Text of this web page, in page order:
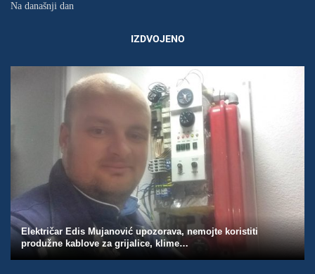
Na današnji dan
IZDVOJENO
Električar Edis Mujanović upozorava, nemojte koristiti
produžne kablove za grijalice, klime…